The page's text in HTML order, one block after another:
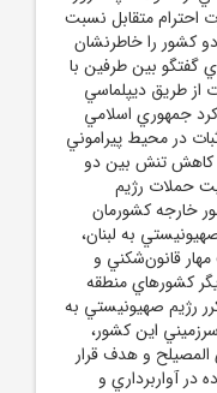
احترام متقابل نسبت
کشور را خاطرنشان
گفتگو بين طرفين با
طريق ديپلماسي
جمهوري اسلامي
در محيط پيراموني
کاهش تنش بين دو
حملات رژيم
خارجه کشورمان
به لبنان،
قانون‌شکني و
کشورهاي منطقه
رژيم صهيونيستي به
اين کشور،
المصيلح و هدف قرار
در آواربرداري و